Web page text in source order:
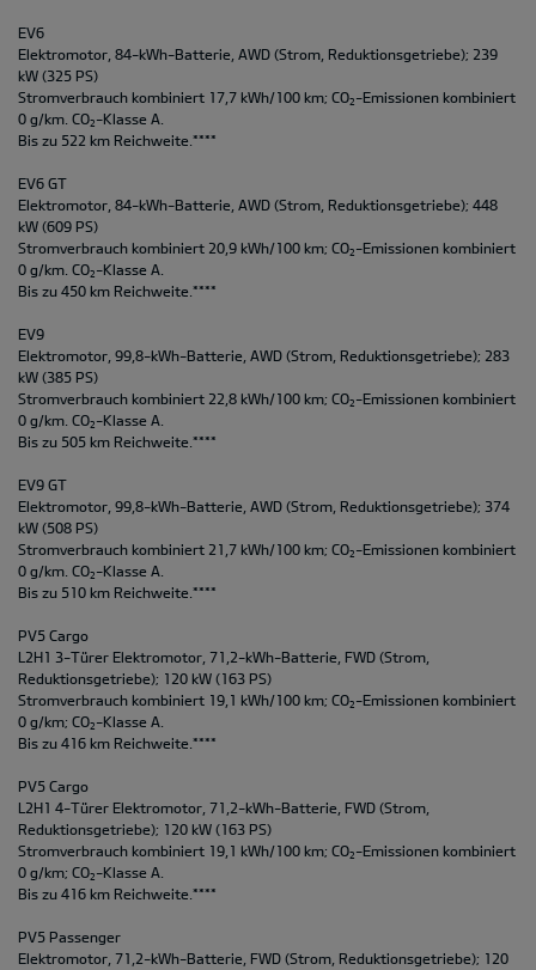
EV6
Elektromotor, 84-kWh-Batterie, AWD (Strom, Reduktionsgetriebe); 239
kW (325 PS)
Stromverbrauch kombiniert 17,7 kWh/100 km; CO2 -Emissionen kombiniert
0 g/km. CO2 -Klasse A.
Bis zu 522 km Reichweite.****
EV6 GT
Elektromotor, 84-kWh-Batterie, AWD (Strom, Reduktionsgetriebe); 448
kW (609 PS)
Stromverbrauch kombiniert 20,9 kWh/100 km; CO2 -Emissionen kombiniert
0 g/km. CO2 -Klasse A.
Bis zu 450 km Reichweite.****
EV9
Elektromotor, 99,8-kWh-Batterie, AWD (Strom, Reduktionsgetriebe); 283
kW (385 PS)
Stromverbrauch kombiniert 22,8 kWh/100 km; CO2 -Emissionen kombiniert
0 g/km. CO2 -Klasse A.
Bis zu 505 km Reichweite.****
EV9 GT
Elektromotor, 99,8-kWh-Batterie, AWD (Strom, Reduktionsgetriebe); 374
kW (508 PS)
Stromverbrauch kombiniert 21,7 kWh/100 km; CO2 -Emissionen kombiniert
0 g/km. CO2 -Klasse A.
Bis zu 510 km Reichweite.****
PV5 Cargo
L2H1 3-Türer Elektromotor, 71,2-kWh-Batterie, FWD (Strom,
Reduktionsgetriebe); 120 kW (163 PS)
Stromverbrauch kombiniert 19,1 kWh/100 km; CO2 -Emissionen kombiniert
0 g/km; CO2 -Klasse A.
Bis zu 416 km Reichweite.****
PV5 Cargo
L2H1 4-Türer Elektromotor, 71,2-kWh-Batterie, FWD (Strom,
Reduktionsgetriebe); 120 kW (163 PS)
Stromverbrauch kombiniert 19,1 kWh/100 km; CO2 -Emissionen kombiniert
0 g/km; CO2 -Klasse A.
Bis zu 416 km Reichweite.****
PV5 Passenger
Elektromotor, 71,2-kWh-Batterie, FWD (Strom, Reduktionsgetriebe); 120